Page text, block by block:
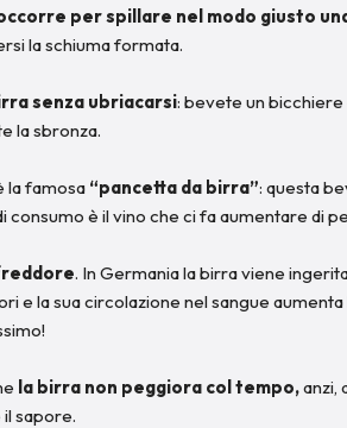
per spillare nel modo giusto
la schiuma formata.
senza ubriacarsi: bevete un bicchiere
la sbronza.
la famosa “pancetta da birra”: questa
consumo è il vino che ci fa aumentare di
. In Germania la birra viene
e la sua circolazione nel sangue
la birra non peggiora col tempo,anzi,
sapore.